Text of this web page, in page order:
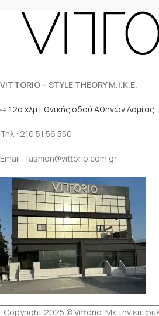
VITTORIO – STYLE THEORY M.I.K.E.
⇨ 12ο χλμ Eθνικής οδού Αθηνών
Τηλ.: 210 51 56 550
Email : fashion@vittorio.com.gr
Copyright 2025 © Vittorio. Με την